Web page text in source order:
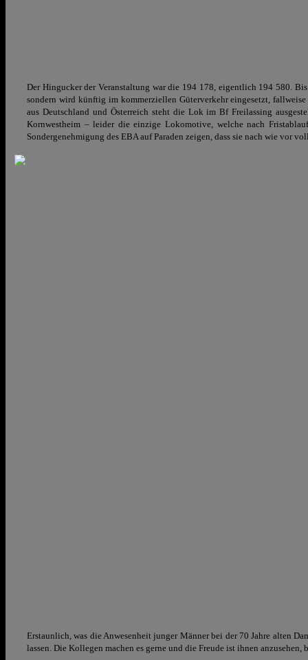
Der Hingucker der Veranstaltung war die 194 178, eigentlich 194 580.
sondern wird künftig im kommerziellen Güterverkehr eingesetzt,
aus Deutschland und Österreich steht die Lok im Bf Freilassing
Kornwestheim – leider die einzige Lokomotive, welche nach
Sondergenehmigung des EBA auf Paraden zeigen, dass sie nach wie vor
Erstaunlich, was die Anwesenheit junger Männer bei der 70 Jahre alten
lassen. Die Kollegen machen es gerne und die Freude ist ihnen